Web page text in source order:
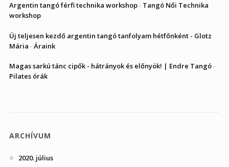
Argentin tangó férfi technika workshop- Tangó Női Technika
workshop
Új teljesen kezdő argentin tangó tanfolyam hétfőnként - Glotz
Mária -Áraink
Magas sarkú tánc cipők - hátrányok és előnyök! | Endre Tangó-
Pilates órák
ARCHÍVUM
2020. július